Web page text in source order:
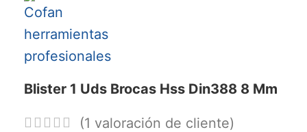
Blister 1 Uds Brocas Hss Din388 8 Mm
(1 valoración de cliente)